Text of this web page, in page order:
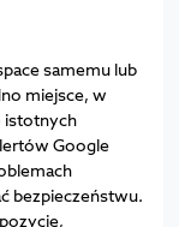
samemu lub
miejsce, w
istotnych
Google
bezpieczeństwu.